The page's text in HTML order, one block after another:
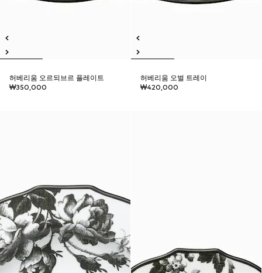
허베리움 오르되브르 플레이트
₩350,000
허베리움 오벌 트레이
₩420,000